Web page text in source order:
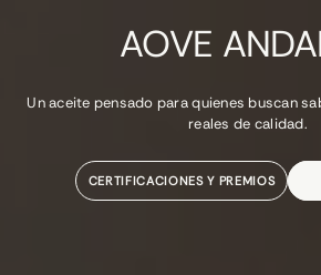
AOVE
Un aceite pensado para quienes buscan
reales de calidad.
CERTIFICACIONES Y PREMIOS
PRODUCIDO
CALIDAD
AOVE de Andalucía. Aceitunas
horas y analizado según estándares
COMPRAR AOVE 5L